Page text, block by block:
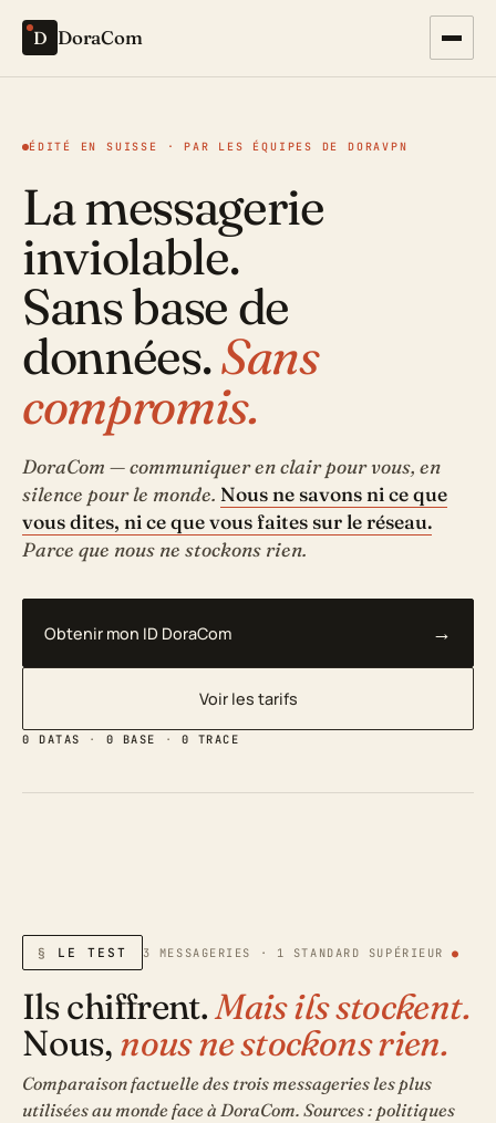
D DoraCom
ÉDITÉ EN SUISSE · PAR LES ÉQUIPES DE DORAVPN
La messagerie
inviolable.
Sans base de
données.Sans
compromis.
DoraCom — communiquer en clair pour vous, en
silence pour le monde. Nous ne savons ni ce que
vous dites, ni ce que vous faites sur le réseau.
Parce que nous ne stockons rien.
Obtenir mon ID DoraCom
Voir les tarifs
0 DATAS · 0 BASE · 0 TRACE
LE TEST 3 MESSAGERIES · 1 STANDARD SUPÉRIEUR
Ils chiffrent.Mais ils stockent.
Nous, nous ne stockons rien.
Comparaison factuelle des trois messageries les plus
utilisées au monde face à DoraCom. Sources : politiques